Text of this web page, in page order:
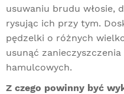
usuwaniu brudu włosie,
rysując ich przy tym.
pędzelki o różnych
usunąć
hamulcowych.
Z czego powinny być